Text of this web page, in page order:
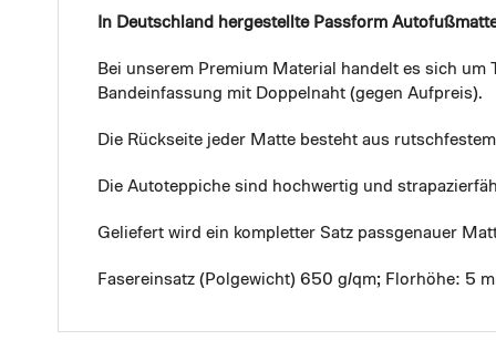
In Deutschland hergestellte Passform
Bei unserem Premium Material handelt es sich
Bandeinfassung mit Doppelnaht (gegen Aufpreis).
Die Rückseite jeder Matte besteht aus
Die Autoteppiche sind hochwertig und
Geliefert wird ein kompletter Satz passgenauer
Fasereinsatz (Polgewicht) 650 g/qm; Florhöhe: 5